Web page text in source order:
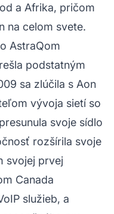
a Afrika, pričom
na celom svete.
AstraQom
podstatným
sa zlúčila s Aon
vývoja sietí so
svoje sídlo
rozšírila svoje
svojej prvej
Canada
služieb, a